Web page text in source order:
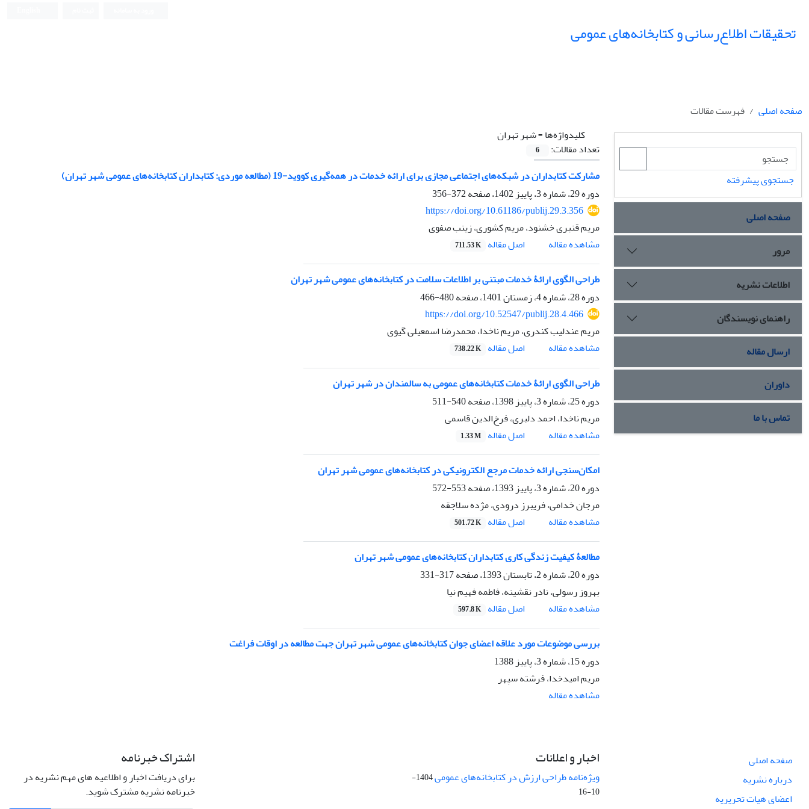
تحقیقات اطلاع‌رسانی و کتابخانه‌های عمومی
صفحه اصلی
فهرست مقالات
کلیدواژه‌ها =شهر تهران
تعداد مقالات:
6
مشارکت کتابداران در شبکه‌‌های اجتماعی مجازی برای ارائه خدمات در همه‌‌گیری کووید-19 (مطالعه موردی: کتابداران کتابخانه‌های عمومی شهر تهران)
دوره 29، شماره 3، پاییز 1402، صفحه
372-356
https://doi.org/10.61186/publij.29.3.356
مریم قنبری خشنود، مریم کشوری، زینب صفوی
مشاهده مقاله
اصل مقاله 711.53 K
طراحی الگوی ارائۀ خدمات مبتنی بر اطلاعات سلامت در کتابخانه‌های‌ عمومی شهر تهران
دوره 28، شماره 4، زمستان 1401، صفحه
480-466
https://doi.org/10.52547/publij.28.4.466
مریم عندلیب کندری، مریم ناخدا، محمدرضا اسمعیلی گیوی
مشاهده مقاله
اصل مقاله 738.22 K
طراحی الگوی ارائۀ خدمات کتابخانه‌های عمومی به سالمندان در شهر تهران
دوره 25، شماره 3، پاییز 1398، صفحه
540-511
مریم ناخدا، احمد دلبری، فرخ‌الدین قاسمی
مشاهده مقاله
اصل مقاله 1.33 M
امکان‌سنجی ارائه خدمات مرجع الکترونیکی در کتابخانه‌های عمومی شهر تهران
دوره 20، شماره 3، پاییز 1393، صفحه
553-572
مرجان خدامی، فریبرز درودی، مژده سلاجقه
مشاهده مقاله
اصل مقاله 501.72 K
مطالعۀ کیفیت زندگی کاری کتابداران کتابخانه‌های عمومی شهر تهران
دوره 20، شماره 2، تابستان 1393، صفحه
317-331
بهروز رسولی، نادر نقشینه، فاطمه فهیم نیا
مشاهده مقاله
اصل مقاله 597.8 K
بررسی موضوعات مورد علاقه اعضای جوان کتابخانه‌های عمومی شهر تهران جهت مطالعه‌‌ در اوقات فراغت
دوره 15، شماره 3، پاییز 1388
مریم امیدخدا، فرشته سپهر
مشاهده مقاله
جستجوی پیشرفته
صفحه اصلی
مرور
اطلاعات نشریه
راهنمای نویسندگان
ارسال مقاله
داوران
تماس با ما
صفحه اصلی
درباره نشریه
اعضای هیات تحریریه
اخبار و اعلانات
ویژه‌نامه طراحی ارزش در کتابخانه‌های عمومی
1404-
10-16
اشتراک خبرنامه
برای دریافت اخبار و اطلاعیه های مهم نشریه در
خبرنامه نشریه مشترک شوید.